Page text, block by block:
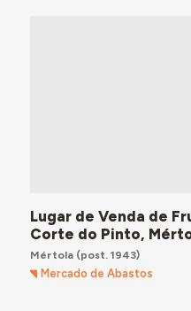
Lugar de Venda de
Corte do Pinto,
Mértola(post. 1943)
Mercado de Abastos